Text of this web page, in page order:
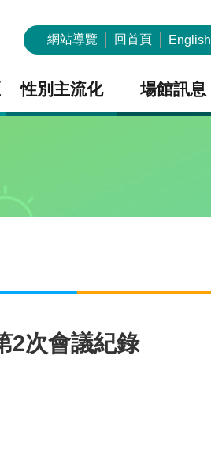
網站導覽 回首頁 English
性別主流化 場館訊息
2次會議紀錄